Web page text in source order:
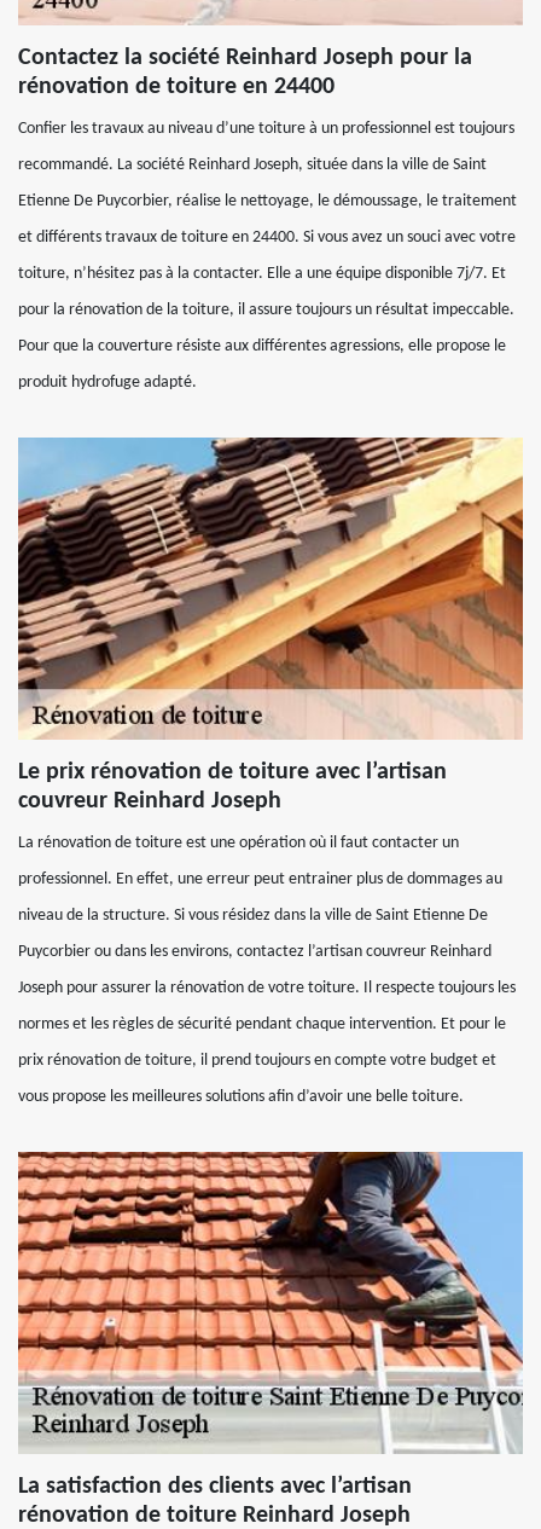
Contactez la société Reinhard Joseph pour la
rénovation de toiture en 24400
Confier les travaux au niveau d’une toiture à un professionnel est toujours
recommandé. La société Reinhard Joseph, située dans la ville de Saint
Etienne De Puycorbier, réalise le nettoyage, le démoussage, le traitement
et différents travaux de toiture en 24400. Si vous avez un souci avec votre
toiture, n’hésitez pas à la contacter. Elle a une équipe disponible 7j/7. Et
pour la rénovation de la toiture, il assure toujours un résultat impeccable.
Pour que la couverture résiste aux différentes agressions, elle propose le
produit hydrofuge adapté.
Le prix rénovation de toiture avec l’artisan
couvreur Reinhard Joseph
La rénovation de toiture est une opération où il faut contacter un
professionnel. En effet, une erreur peut entrainer plus de dommages au
niveau de la structure. Si vous résidez dans la ville de Saint Etienne De
Puycorbier ou dans les environs, contactez l’artisan couvreur Reinhard
Joseph pour assurer la rénovation de votre toiture. Il respecte toujours les
normes et les règles de sécurité pendant chaque intervention. Et pour le
prix rénovation de toiture, il prend toujours en compte votre budget et
vous propose les meilleures solutions afin d’avoir une belle toiture.
La satisfaction des clients avec l’artisan
rénovation de toiture Reinhard Joseph